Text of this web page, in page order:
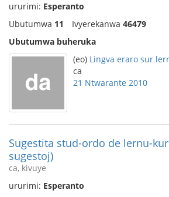
ururimi: Esperanto
Ubutumwa 11 Ivyerekanwa 46479
Ubutumwa buheruka
(eo) Lingva eraro sur
ca
21 Ntwarante 2010
Sugestita stud-ordo de lernu-
sugestoj)
ca, kivuye
ururimi: Esperanto